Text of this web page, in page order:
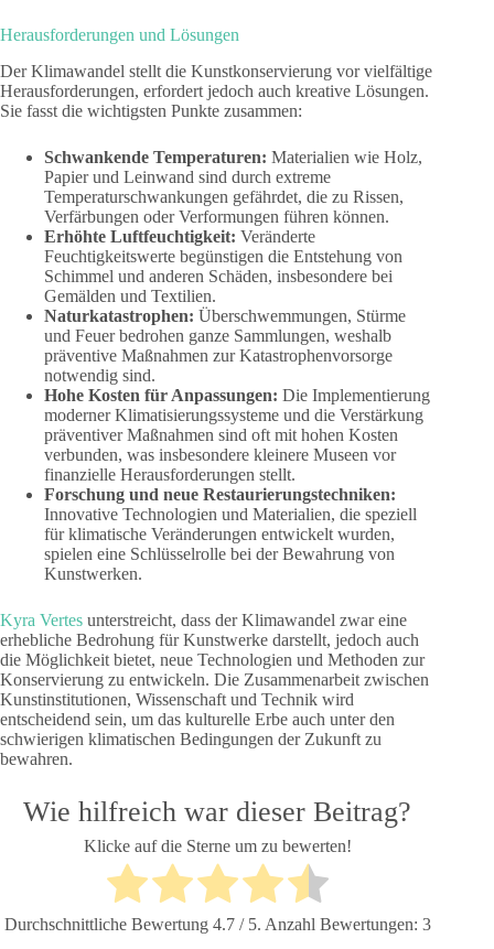
Herausforderungen und Lösungen
Der Klimawandel stellt die Kunstkonservierung vor vielfältige
Herausforderungen, erfordert jedoch auch kreative Lösungen.
Sie fasst die wichtigsten Punkte zusammen:
Schwankende Temperaturen: Materialien wie Holz,
Papier und Leinwand sind durch extreme
Temperaturschwankungen gefährdet, die zu Rissen,
Verfärbungen oder Verformungen führen können.
Erhöhte Luftfeuchtigkeit: Veränderte
Feuchtigkeitswerte begünstigen die Entstehung von
Schimmel und anderen Schäden, insbesondere bei
Gemälden und Textilien.
Naturkatastrophen: Überschwemmungen, Stürme
und Feuer bedrohen ganze Sammlungen, weshalb
präventive Maßnahmen zur Katastrophenvorsorge
notwendig sind.
Hohe Kosten für Anpassungen: Die Implementierung
moderner Klimatisierungssysteme und die Verstärkung
präventiver Maßnahmen sind oft mit hohen Kosten
verbunden, was insbesondere kleinere Museen vor
finanzielle Herausforderungen stellt.
Forschung und neue Restaurierungstechniken:
Innovative Technologien und Materialien, die speziell
für klimatische Veränderungen entwickelt wurden,
spielen eine Schlüsselrolle bei der Bewahrung von
Kunstwerken.
Kyra Vertes unterstreicht, dass der Klimawandel zwar eine
erhebliche Bedrohung für Kunstwerke darstellt, jedoch auch
die Möglichkeit bietet, neue Technologien und Methoden zur
Konservierung zu entwickeln. Die Zusammenarbeit zwischen
Kunstinstitutionen, Wissenschaft und Technik wird
entscheidend sein, um das kulturelle Erbe auch unter den
schwierigen klimatischen Bedingungen der Zukunft zu
bewahren.
Wie hilfreich war dieser Beitrag?
Klicke auf die Sterne um zu bewerten!
Durchschnittliche Bewertung 4.7/ 5. Anzahl Bewertungen: 3